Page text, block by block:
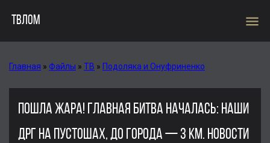
ТВЛОМ menu
Главная » Файлы » ТВ » Подоляка и Онуфриненко
ПОШЛА ЖАРА! ГЛАВНАЯ БИТВА НАЧАЛАСЬ: НАШИ
ДРГ НА ПУСТОШАХ, ДО ГОРОДА — 3 КМ. НОВОСТИ